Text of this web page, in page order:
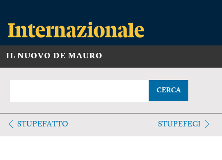
IL NUOVO DE MAURO
CERCA
STUPEFATTO STUPEFECI